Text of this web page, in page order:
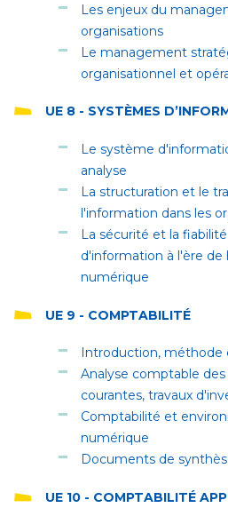
Les enjeux du
organisations
Le management
organisationnel et
UE 8 - SYSTÈMES
Le système
analyse
La structuration et le
l'information dans les
La sécurité et la
d'information à l'ère
numérique
UE 9 - COMPTABILITÉ
Introduction, méthode
Analyse comptable
courantes, travaux
Comptabilité et
numérique
Documents de
UE 10 - COMPTABILITÉ